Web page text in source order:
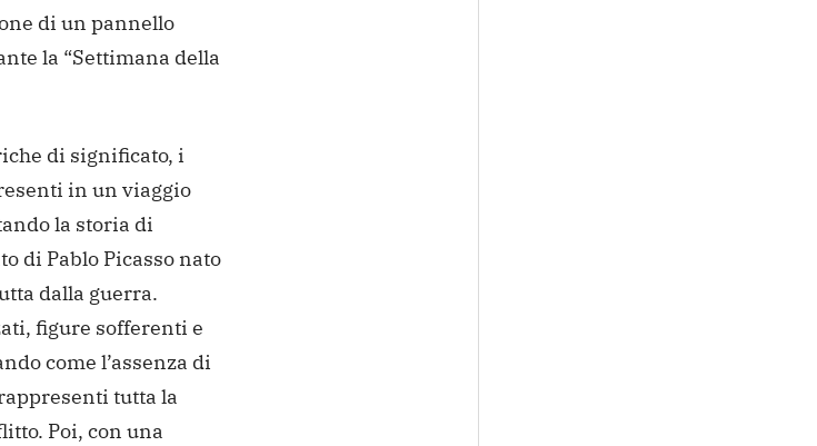
di un pannello
la “Settimana della
di significato, i
in un viaggio
la storia di
di Pablo Picasso nato
dalla guerra.
figure sofferenti e
come l’assenza di
tutta la
Poi, con una